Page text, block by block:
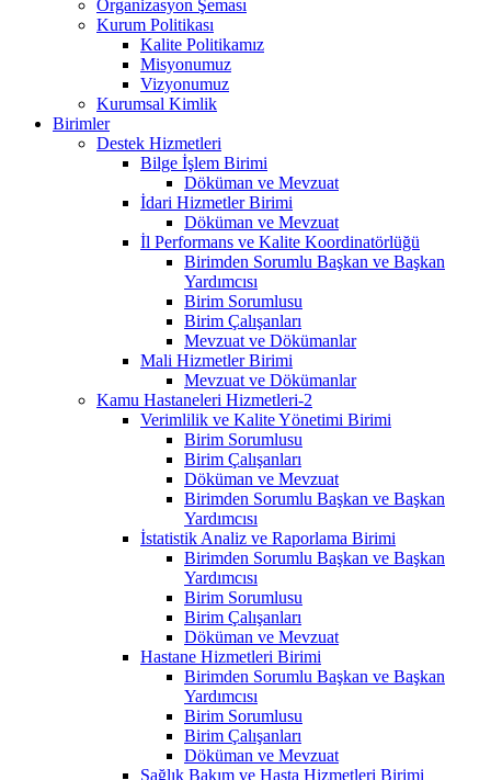
Organizasyon Şeması
Kurum Politikası
Kalite Politikamız
Misyonumuz
Vizyonumuz
Kurumsal Kimlik
Birimler
Destek Hizmetleri
Bilge İşlem Birimi
Döküman ve Mevzuat
İdari Hizmetler Birimi
Döküman ve Mevzuat
İl Performans ve Kalite Koordinatörlüğü
Birimden Sorumlu Başkan ve Başkan
Yardımcısı
Birim Sorumlusu
Birim Çalışanları
Mevzuat ve Dökümanlar
Mali Hizmetler Birimi
Mevzuat ve Dökümanlar
Kamu Hastaneleri Hizmetleri-2
Verimlilik ve Kalite Yönetimi Birimi
Birim Sorumlusu
Birim Çalışanları
Döküman ve Mevzuat
Birimden Sorumlu Başkan ve Başkan
Yardımcısı
İstatistik Analiz ve Raporlama Birimi
Birimden Sorumlu Başkan ve Başkan
Yardımcısı
Birim Sorumlusu
Birim Çalışanları
Döküman ve Mevzuat
Hastane Hizmetleri Birimi
Birimden Sorumlu Başkan ve Başkan
Yardımcısı
Birim Sorumlusu
Birim Çalışanları
Döküman ve Mevzuat
Sağlık Bakım ve Hasta Hizmetleri Birimi